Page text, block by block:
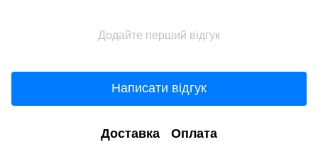
Додайте перший відгук
Написати відгук
Доставка Оплата